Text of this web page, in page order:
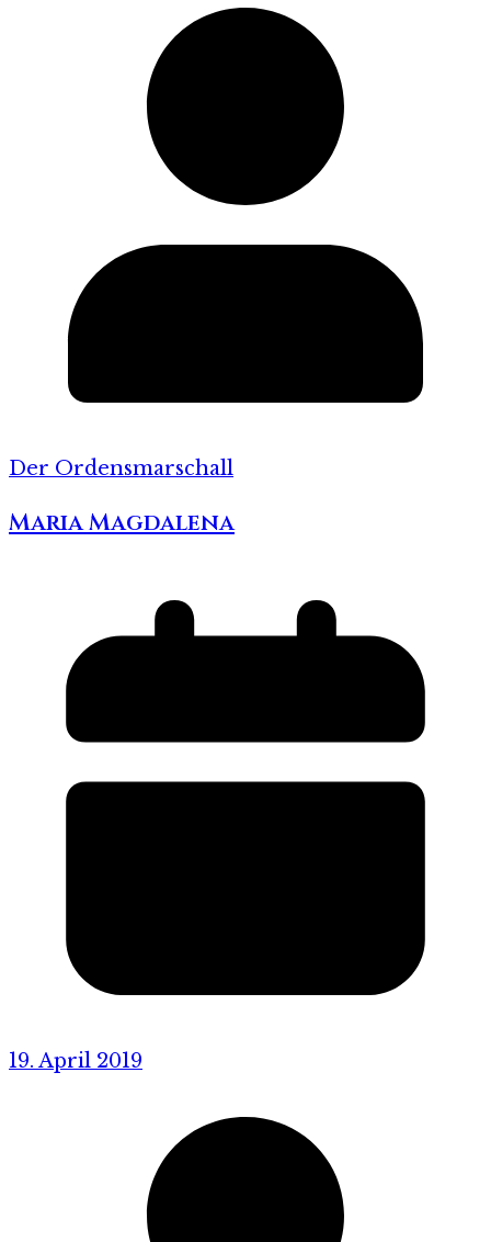
Der Ordensmarschall
Maria Magdalena
19. April 2019